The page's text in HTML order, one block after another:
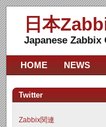
日本
Japanese Zabbix
HOME NEWS
Twitter
Zabbix関連